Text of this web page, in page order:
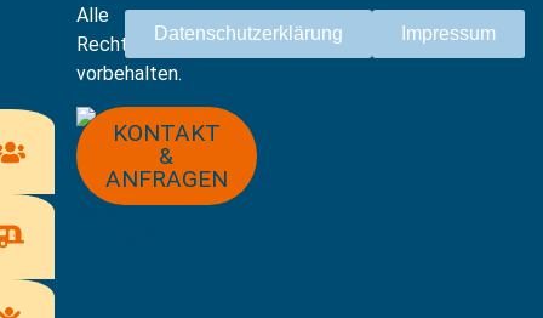
Alle
Rechte
vorbehalten.
KONTAKT
&
ANFRAGEN
Datenschutzerklärung Impressum